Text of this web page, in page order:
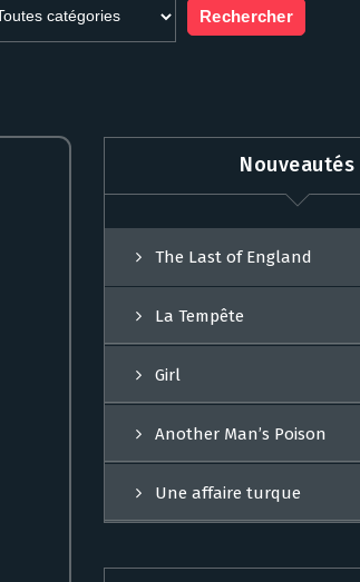
Nouveautés
The Last of England
La Tempête
Girl
Another Man’s Poison
Une affaire turque